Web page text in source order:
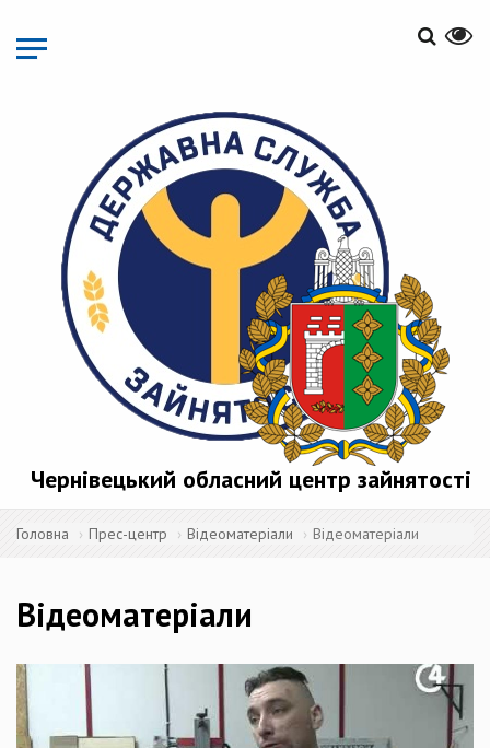
основного
матеріалу
Чернівецький обласний центр зайнятості
Головна Прес-центр Відеоматеріали Відеоматеріали
Відеоматеріали